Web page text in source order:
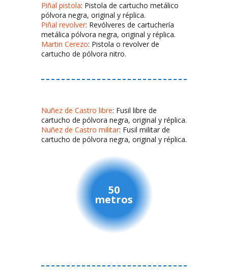
Piñal pistola: Pistola de cartucho metálico
pólvora negra, original y réplica.
Piñal revolver: Revólveres de cartuchería
metálica pólvora negra, original y réplica.
Martin Cerezo: Pistola o revolver de
cartucho de pólvora nitro.
Nuñez de Castro libre: Fusil libre de
cartucho de pólvora negra, original y réplica.
Nuñez de Castro militar: Fusil militar de
cartucho de pólvora negra, original y réplica.
50
metros